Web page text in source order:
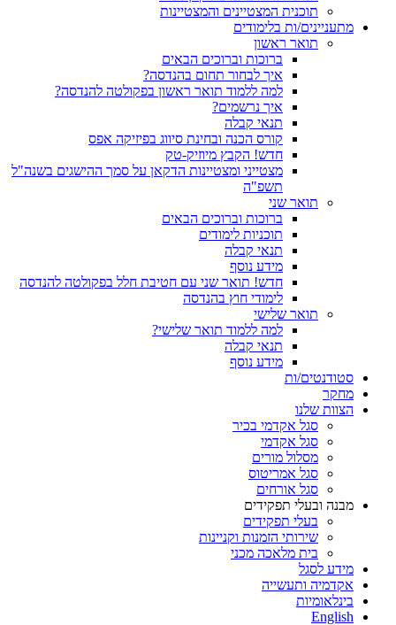
תוכנית המצטיינים והמצטיינות
מתעניינים/ות בלימודים
תואר ראשון
ברוכות וברוכים הבאים
איך לבחור תחום בהנדסה?
למה ללמוד תואר ראשון בפקולטה להנדסה?
איך נרשמים?
תנאי קבלה
קורס הכנה ובחינת סיווג בפיזיקה אפס
חדש! הקבץ מיוזיק-טק
מצטייני ומצטיינות הדקאן על סמך ההישגים בשנה"ל
תשפ"ה
תואר שני
ברוכות וברוכים הבאים
תוכניות לימודים
תנאי קבלה
מידע נוסף
חדש! תואר שני עם חטיבת חלל בפקולטה להנדסה
לימודי חוץ בהנדסה
תואר שלישי
למה ללמוד תואר שלישי?
תנאי קבלה
מידע נוסף
סטודנטים/ות
מחקר
הצוות שלנו
סגל אקדמי בכיר
סגל אקדמי
מסלול מורים
סגל אמריטוס
סגל אורחים
מבנה ובעלי תפקידים
בעלי תפקידים
שירותי הזמנות וקניינות
בית מלאכה מכני
מידע לסגל
אקדמיה ותעשייה
בינלאומיות
English